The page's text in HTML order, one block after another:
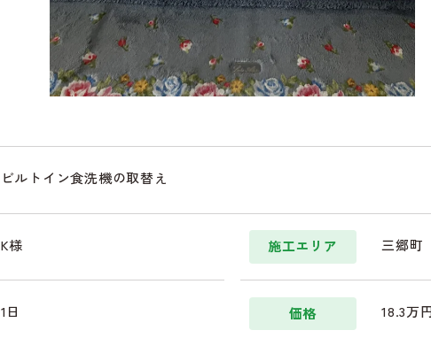
ビルトイン食洗機の取替え
K様 施工エリア 三郷町
1日 価格 18.3万